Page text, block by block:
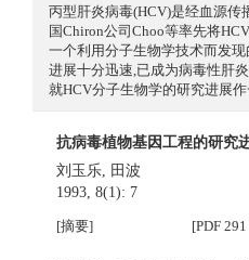
丙型肝炎病毒(HCV)是经血源传
国Chiron公司Choo等率先将
一个利用分子生物学技术而发
进展十分迅速,已成为病毒性肝
就HCV分子生物学的研究进展作
抗病毒植物基因工程的研究
刘玉乐, 田波
1993, 8(1): 7
[摘要] [PDF